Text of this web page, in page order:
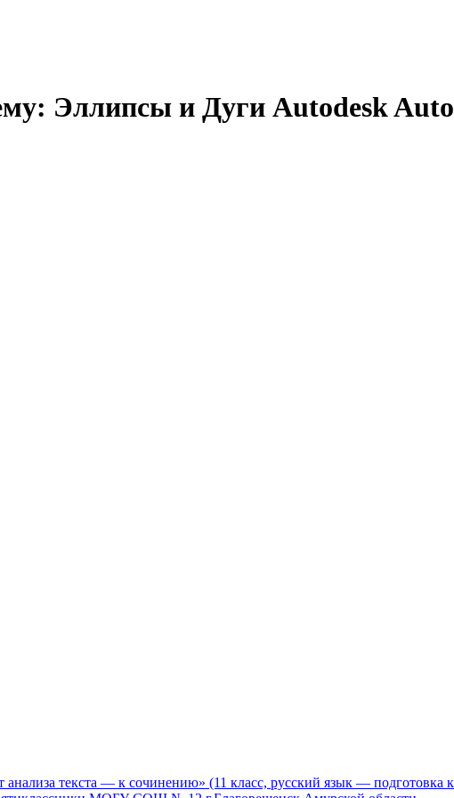
Эллипсы и Дуги Autodesk
анализа текста — к сочинению» (11 класс, русский язык — подготовка